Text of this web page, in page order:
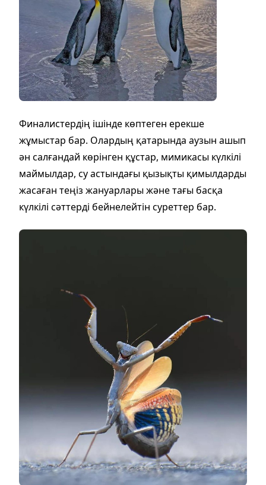
Финалистердің ішінде көптеген ерекше
жұмыстар бар. Олардың қатарында аузын ашып
ән салғандай көрінген құстар, мимикасы күлкілі
маймылдар, су астындағы қызықты қимылдарды
жасаған теңіз жануарлары және тағы басқа
күлкілі сәттерді бейнелейтін суреттер бар.